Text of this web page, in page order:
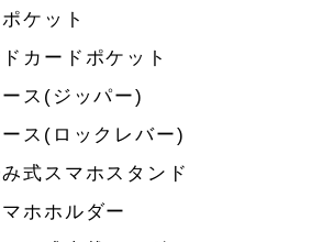
ケット
カードポケット
ス(ジッパー)
ス(ロックレバー)
式スマホスタンド
ホホルダー